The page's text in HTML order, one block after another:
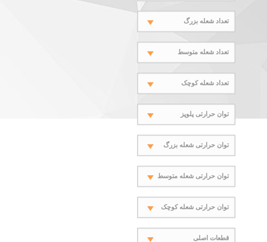
تعداد شعله بزرگ
تعداد شعله متوسط
تعداد شعله کوچک
توان حرارتی پلوپز
توان حرارتی شعله بزرگ
توان حرارتی شعله متوسط
توان حرارتی شعله کوچک
قطعات اصلی